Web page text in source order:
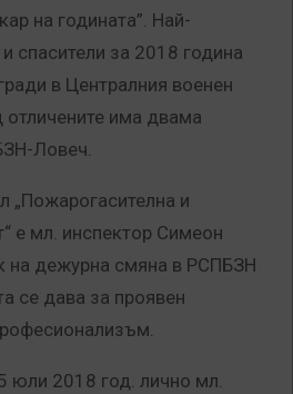
на годината”. Най-
спасители за 2018 година
в Централния военен
има двама
Ловеч.
„Пожарогасителна и
е мл. инспектор Симеон
на дежурна смяна в РСПБЗН
се дава за проявен
юли 2018 год. лично мл.